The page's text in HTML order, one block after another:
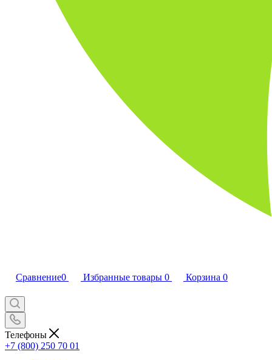
Сравнение0 Избранные товары 0 Корзина 0
Телефоны
+7 (800) 250 70 01